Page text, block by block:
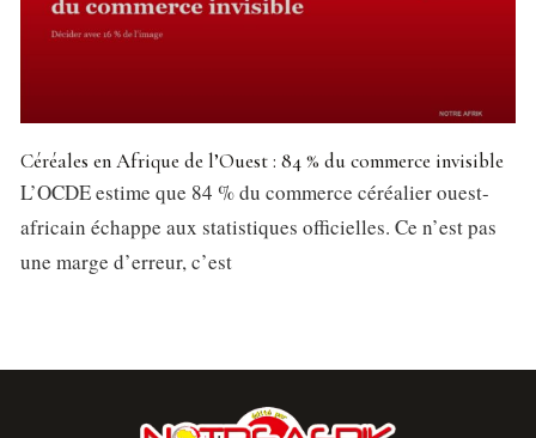
Céréales en Afrique de l’Ouest : 84 % du commerce invisible
L’OCDE estime que 84 % du commerce céréalier ouest-
africain échappe aux statistiques officielles. Ce n’est pas
une marge d’erreur, c’est